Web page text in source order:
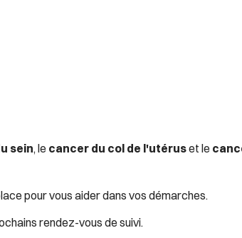
sein, le cancer du col de l'utéruset le
pour vous aider dans vos démarches.
rendez-vous de suivi.